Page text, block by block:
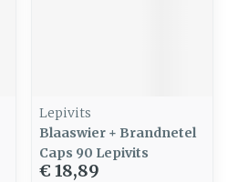
Lepivits
Blaaswier + Brandnetel
Caps 90 Lepivits
€ 18,89